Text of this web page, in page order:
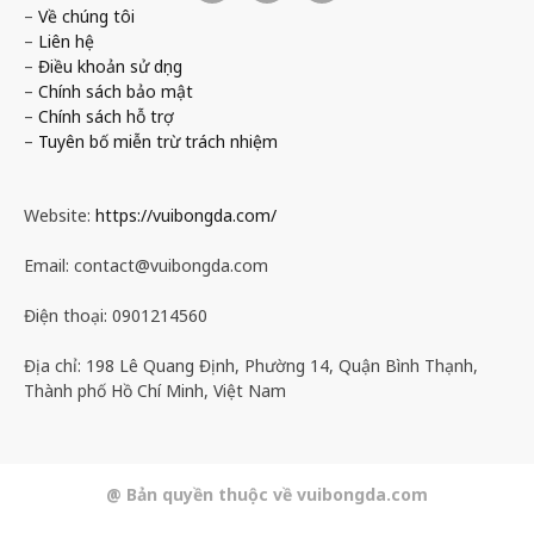
– Về chúng tôi
– Liên hệ
– Điều khoản sử dụng
– Chính sách bảo mật
– Chính sách hỗ trợ
– Tuyên bố miễn trừ trách nhiệm
Website: https://vuibongda.com/
Email: contact@vuibongda.com
Điện thoại: 0901214560
Địa chỉ: 198 Lê Quang Định, Phường 14, Quận Bình Thạnh,
Thành phố Hồ Chí Minh, Việt Nam
@ Bản quyền thuộc về vuibongda.com